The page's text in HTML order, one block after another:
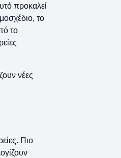
προκαλεί
το
το
νέες
Πιο